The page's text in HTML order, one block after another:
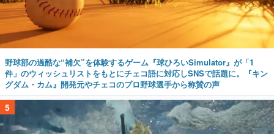
野球部の過酷な“補欠”を体験するゲーム『球ひろいSimulator』が「1
件」のウィッシュリストをもとにチェコ語に対応しSNSで話題に。『キン
グダム・カム』開発元やチェコのプロ野球選手から称賛の声
5